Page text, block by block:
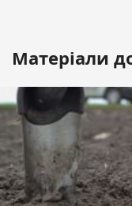
Матеріали